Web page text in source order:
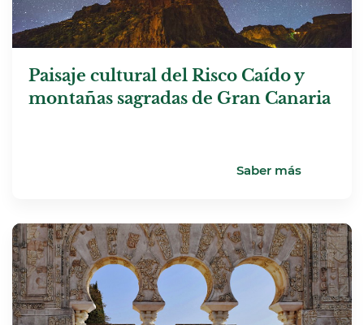
Paisaje cultural del Risco Caído y
montañas sagradas de Gran Canaria
Saber más